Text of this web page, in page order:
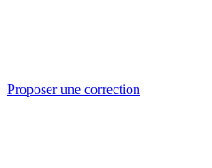
Proposer une correction